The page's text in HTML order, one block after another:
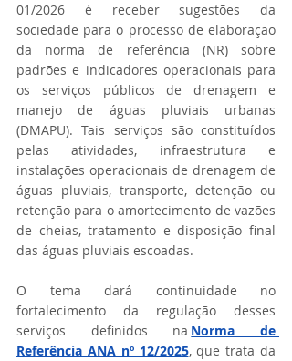
01/2026 é receber sugestões da
sociedade para o processo de elaboração
da norma de referência (NR) sobre
padrões e indicadores operacionais para
os serviços públicos de drenagem e
manejo de águas pluviais urbanas
(DMAPU). Tais serviços são constituídos
pelas atividades, infraestrutura e
instalações operacionais de drenagem de
águas pluviais, transporte, detenção ou
retenção para o amortecimento de vazões
de cheias, tratamento e disposição final
das águas pluviais escoadas.
O tema dará continuidade no
fortalecimento da regulação desses
serviços definidos na Norma de
Referência ANA nº 12/2025, que trata da